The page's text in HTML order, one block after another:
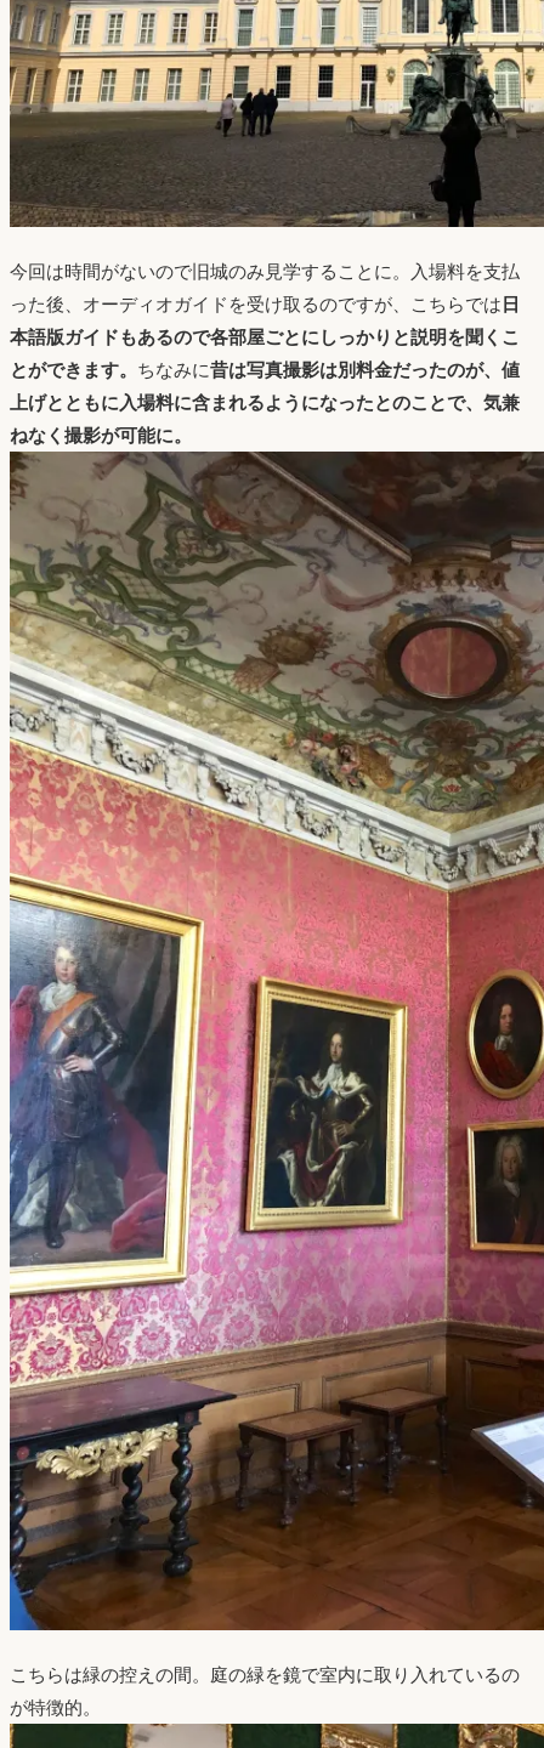
今回は時間がないので旧城のみ見学することに。入場料を支払
った後、オーディオガイドを受け取るのですが、こちらでは 日
本語版ガイドもあるので各部屋ごとにしっかりと説明を聞くこ
とができます。 ちなみに昔は写真撮影は別料金だったのが、値
上げとともに入場料に含まれるようになったとのことで、気兼
ねなく撮影が可能に。
こちらは緑の控えの間。庭の緑を鏡で室内に取り入れているの
が特徴的。